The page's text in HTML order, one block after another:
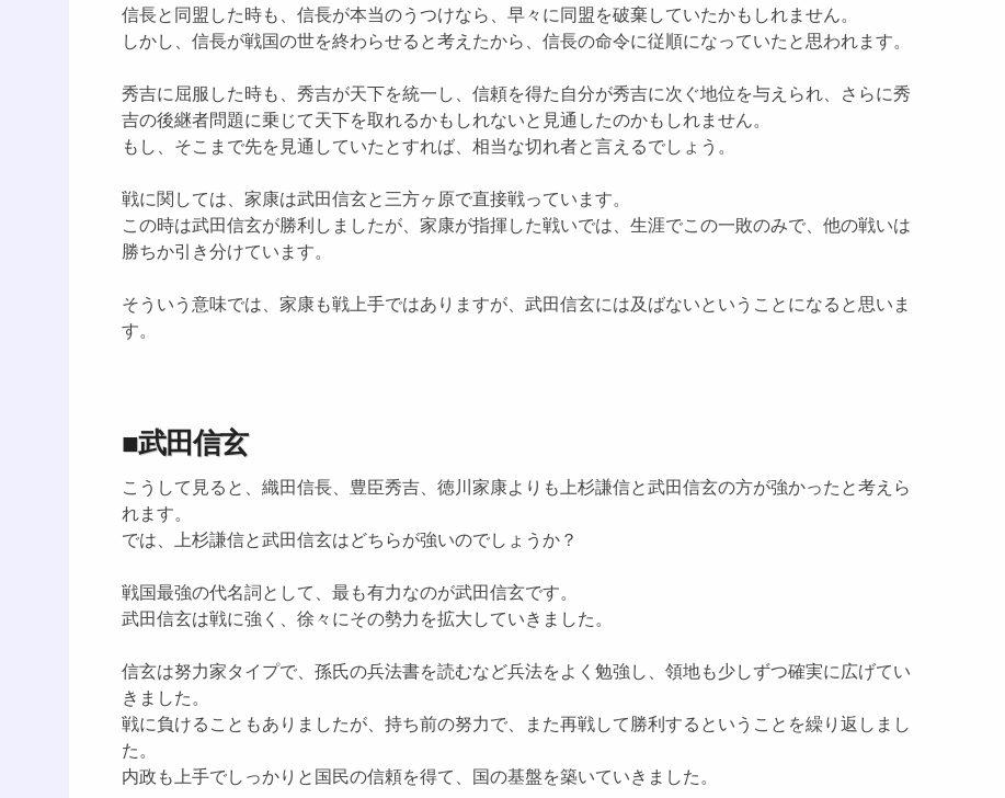
信長と同盟した時も、信長が本当のうつけなら、早々に同盟を破棄していたかもしれません。
しかし、信長が戦国の世を終わらせると考えたから、信長の命令に従順になっていたと思われます。
秀吉に屈服した時も、秀吉が天下を統一し、信頼を得た自分が秀吉に次ぐ地位を与えられ、さらに秀
吉の後継者問題に乗じて天下を取れるかもしれないと見通したのかもしれません。
もし、そこまで先を見通していたとすれば、相当な切れ者と言えるでしょう。
戦に関しては、家康は武田信玄と三方ヶ原で直接戦っています。
この時は武田信玄が勝利しましたが、家康が指揮した戦いでは、生涯でこの一敗のみで、他の戦いは
勝ちか引き分けています。
そういう意味では、家康も戦上手ではありますが、武田信玄には及ばないということになると思いま
す。
■武田信玄
こうして見ると、織田信長、豊臣秀吉、徳川家康よりも上杉謙信と武田信玄の方が強かったと考えら
れます。
では、上杉謙信と武田信玄はどちらが強いのでしょうか？
戦国最強の代名詞として、最も有力なのが武田信玄です。
武田信玄は戦に強く、徐々にその勢力を拡大していきました。
信玄は努力家タイプで、孫氏の兵法書を読むなど兵法をよく勉強し、領地も少しずつ確実に広げてい
きました。
戦に負けることもありましたが、持ち前の努力で、また再戦して勝利するということを繰り返しまし
た。
内政も上手でしっかりと国民の信頼を得て、国の基盤を築いていきました。